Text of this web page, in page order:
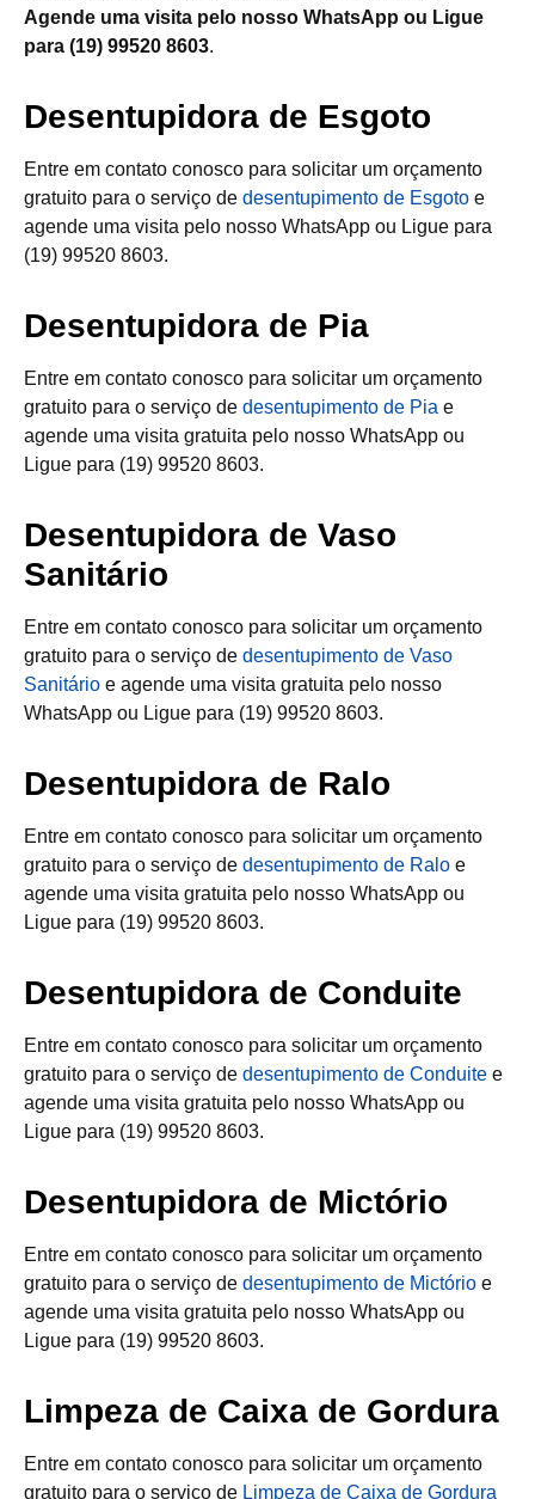
Agende uma visita pelo nosso WhatsApp ou Ligue
para (19) 99520 8603.
Desentupidora de Esgoto
Entre em contato conosco para solicitar um orçamento
gratuito para o serviço de desentupimento de Esgoto e
agende uma visita pelo nosso WhatsApp ou Ligue para
(19) 99520 8603.
Desentupidora de Pia
Entre em contato conosco para solicitar um orçamento
gratuito para o serviço de desentupimento de Pia e
agende uma visita gratuita pelo nosso WhatsApp ou
Ligue para (19) 99520 8603.
Desentupidora de Vaso
Sanitário
Entre em contato conosco para solicitar um orçamento
gratuito para o serviço de desentupimento de Vaso
Sanitário e agende uma visita gratuita pelo nosso
WhatsApp ou Ligue para (19) 99520 8603.
Desentupidora de Ralo
Entre em contato conosco para solicitar um orçamento
gratuito para o serviço de desentupimento de Ralo e
agende uma visita gratuita pelo nosso WhatsApp ou
Ligue para (19) 99520 8603.
Desentupidora de Conduite
Entre em contato conosco para solicitar um orçamento
gratuito para o serviço de desentupimento de Conduite e
agende uma visita gratuita pelo nosso WhatsApp ou
Ligue para (19) 99520 8603.
Desentupidora de Mictório
Entre em contato conosco para solicitar um orçamento
gratuito para o serviço de desentupimento de Mictório e
agende uma visita gratuita pelo nosso WhatsApp ou
Ligue para (19) 99520 8603.
Limpeza de Caixa de Gordura
Entre em contato conosco para solicitar um orçamento
gratuito para o serviço de Limpeza de Caixa de Gordura